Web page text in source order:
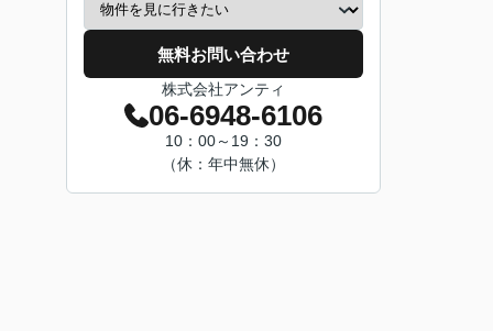
無料お問い合わせ
株式会社アンティ
06-6948-6106
10：00～19：30
（休：年中無休）